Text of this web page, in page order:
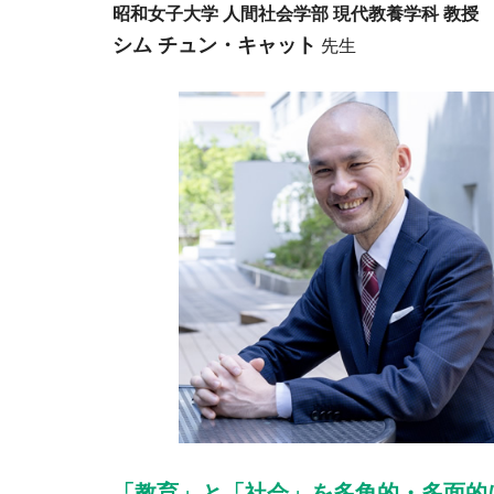
昭和女子大学 人間社会学部 現代教養学科 教授
シム チュン・キャット 先生